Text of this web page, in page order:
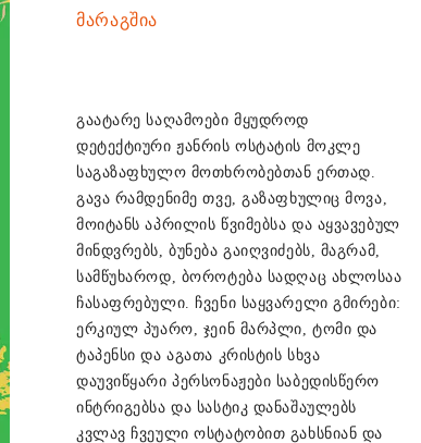
მარაგშია
გაატარე საღამოები მყუდროდ
დეტექტიური ჟანრის ოსტატის მოკლე
საგაზაფხულო მოთხრობებთან ერთად.
გავა რამდენიმე თვე, გაზაფხულიც მოვა,
მოიტანს აპრილის წვიმებსა და აყვავებულ
მინდვრებს, ბუნება გაიღვიძებს, მაგრამ,
სამწუხაროდ, ბოროტება სადღაც ახლოსაა
ჩასაფრებული. ჩვენი საყვარელი გმირები:
ერკიულ პუარო, ჯეინ მარპლი, ტომი და
ტაპენსი და აგათა კრისტის სხვა
დაუვიწყარი პერსონაჟები საბედისწერო
ინტრიგებსა და სასტიკ დანაშაულებს
კვლავ ჩვეული ოსტატობით გახსნიან და